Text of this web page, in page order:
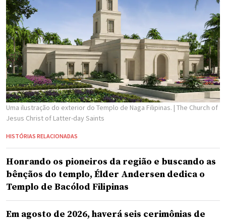
Uma ilustração do exterior do Templo de Naga Filipinas. | The Church of
Jesus Christ of Latter-day Saints
HISTÓRIAS RELACIONADAS
Honrando os pioneiros da região e buscando as
bênçãos do templo, Élder Andersen dedica o
Templo de Bacólod Filipinas
Em agosto de 2026, haverá seis cerimônias de